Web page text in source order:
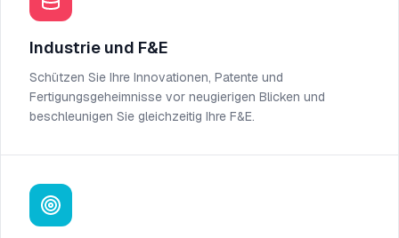
Industrie und F&E
Schützen Sie Ihre Innovationen, Patente und
Fertigungsgeheimnisse vor neugierigen Blicken und
beschleunigen Sie gleichzeitig Ihre F&E.